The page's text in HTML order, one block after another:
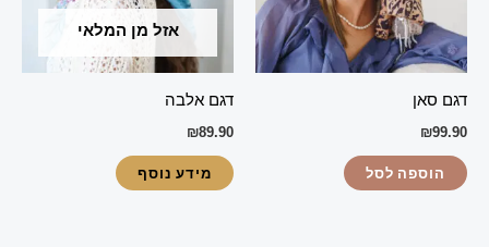
דגם סאן
₪99.90
הוספה לסל
אזל מן המלאי
דגם אלבה
₪89.90
מידע נוסף